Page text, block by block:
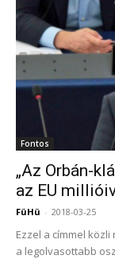
Fontos
„Az Orbán-
az EU
FüHü - 2018-03-25
Ezzel a címmel
a legolvasottabb